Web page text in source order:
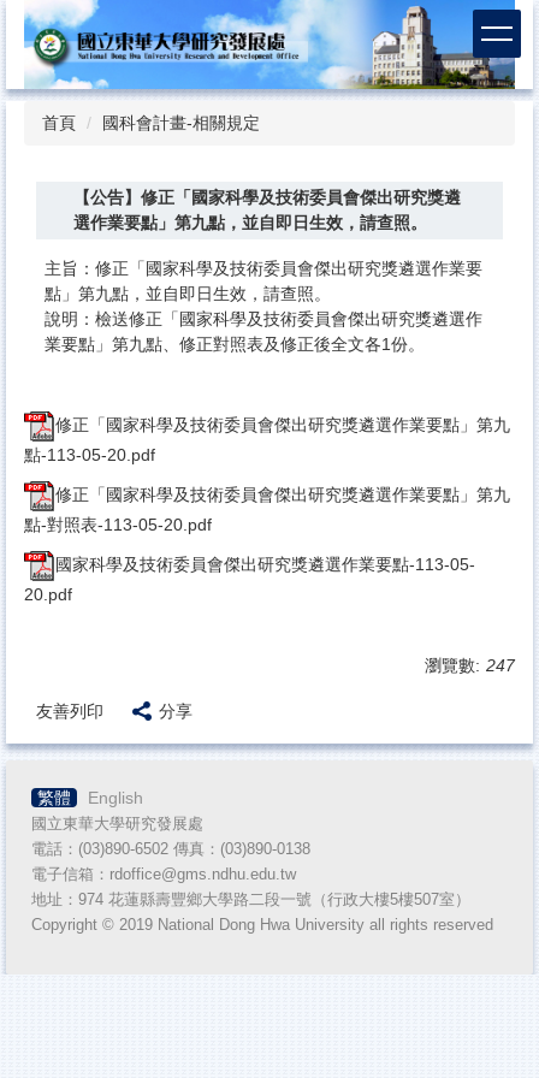
跳
到
要
首頁 國科會計畫-相關規定
【公告】修正「國家科學及技術委員會傑出研究獎遴
選作業要點」第九點，並自即日生效，請查照。
主旨：​修正「國家科學及技術委員會傑出研究獎遴選作業要
點」第九點，並自即日生效，請查照。
說明：​檢送修正「國家科學及技術委員會傑出研究獎遴選作
業要點」第九點、修正對照表及修正後全文各1份。
​修正「國家科學及技術委員會傑出研究獎遴選作業要點」第九
點-113-05-20.pdf
​修正「國家科學及技術委員會傑出研究獎遴選作業要點」第九
點-對照表-113-05-20.pdf
國家科學及技術委員會傑出研究獎遴選作業要點-113-05-
20.pdf
瀏覽數: 247
友善列印 分享
繁體 English
國立東華大學研究發展處
電話：(03)890-6502 傳真：(03)890-0138
電子信箱：rdoffice@gms.ndhu.edu.tw
地址：974 花蓮縣壽豐鄉大學路二段一號（行政大樓5樓507室）
Copyright © 2019 National Dong Hwa University all rights reserved